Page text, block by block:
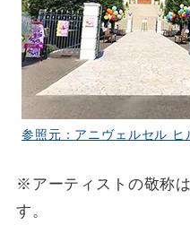
参照元：アニヴェルセル ヒ
※アーティストの敬称
す。